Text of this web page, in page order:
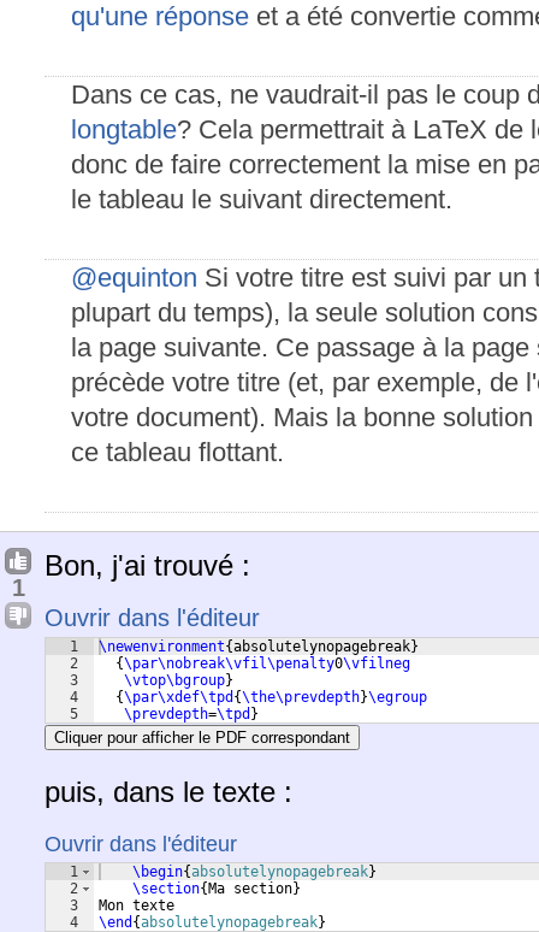
qu'une réponse et a été convertie
Dans ce cas, ne vaudrait-il pas le coup
longtable? Cela permettrait à LaTeX de
donc de faire correctement la mise en
le tableau le suivant directement.
@equinton Si votre titre est suivi par un
plupart du temps), la seule solution
la page suivante. Ce passage à la
précède votre titre (et, par exemple, de
votre document). Mais la bonne
ce tableau flottant.
1
Bon, j'ai trouvé :
Ouvrir dans l'éditeur
1
2
3
4
5
\newenvironment{absolutelynopagebreak}
{\par\nobreak\vfil\penalty0\vfilneg
\vtop\bgroup}
{\par\xdef\tpd {\the\prevdepth}\egroup
\prevdepth=\tpd }
Cliquer pour afficher le PDF correspondant
puis, dans le texte :
Ouvrir dans l'éditeur
1
2
3
4
\begin{absolutelynopagebreak}
\section{ Ma section}
Mon texte
\end {absolutelynopagebreak}